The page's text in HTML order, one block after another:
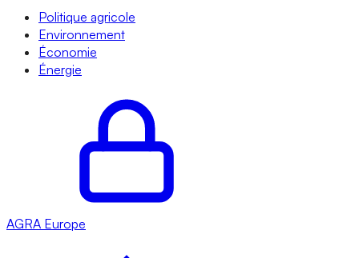
Politique agricole
Environnement
Économie
Énergie
AGRA Europe